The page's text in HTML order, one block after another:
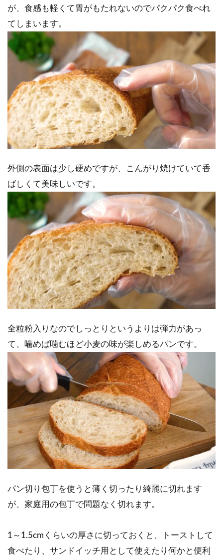
が、食感も軽くて胃がもたれないのでパクパク食べれ
てしまいます。
外側の表面は少し硬めですが、こんがり焼けていて香
ばしくて美味しいです。
全粒粉入りなのでしっとりというよりは弾力があっ
て、噛めば噛むほど小麦の味が楽しめるパンです。
パン切り包丁を使うと薄く切ったり綺麗に切れます
が、家庭用の包丁で問題なく切れます。
1～1.5cmくらいの厚さに切っておくと、トーストして
食べたり、サンドイッチ用として使えたり何かと便利